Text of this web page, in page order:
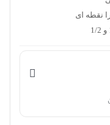
نقطه ای